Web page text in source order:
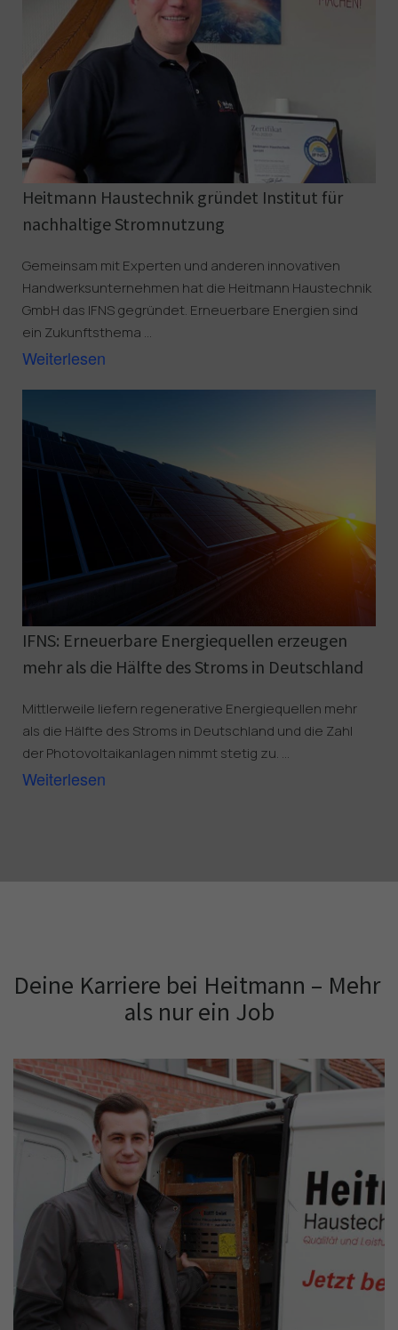
Heitmann Haustechnik gründet Institut für
nachhaltige Stromnutzung
Gemeinsam mit Experten und anderen innovativen
Handwerksunternehmen hat die Heitmann Haustechnik
GmbH das IFNS gegründet. Erneuerbare Energien sind
ein Zukunftsthema ...
Weiterlesen
IFNS: Erneuerbare Energiequellen erzeugen
mehr als die Hälfte des Stroms in Deutschland
Mittlerweile liefern regenerative Energiequellen mehr
als die Hälfte des Stroms in Deutschland und die Zahl
der Photovoltaikanlagen nimmt stetig zu. ...
Weiterlesen
Deine Karriere bei Heitmann – Mehr
als nur ein Job